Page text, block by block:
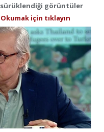
sürüklendiği görüntüler
Okumak için tıklayın